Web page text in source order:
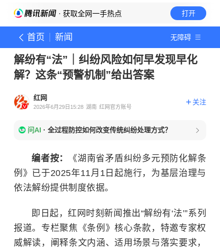
· 获取全网一手热点 打开
首页 新闻 无障碍
解纷有“法”｜纠纷风险如何早发现早化
解？这条“预警机制”给出答案
红网
2026年6月29日15:28 湖南 红网官方账号
关注
问AI · 全过程防控如何改变传统纠纷处理方式？
编者按：
《湖南省矛盾纠纷多元预防化解条
例》已于2025年11月1日起施行，为基层治理与
依法解纷提供制度依据。
即日起，红网时刻新闻推出“解纷有‘法’”系列
报道。专栏聚焦《条例》核心条款，特邀专家权
威解读，阐释条文内涵、适用场景与落实要求，